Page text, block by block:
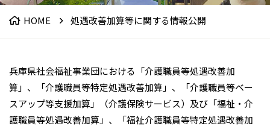
HOME 処遇改善加算等に関する情報公開
兵庫県社会福祉事業団における「介護職員等処遇改善加
算」、「介護職員等特定処遇改善加算」、「介護職員等ベー
スアップ等支援加算」（介護保険サービス）及び「福祉・介
護職員等処遇改善加算」、「福祉介護職員等特定処遇改善加